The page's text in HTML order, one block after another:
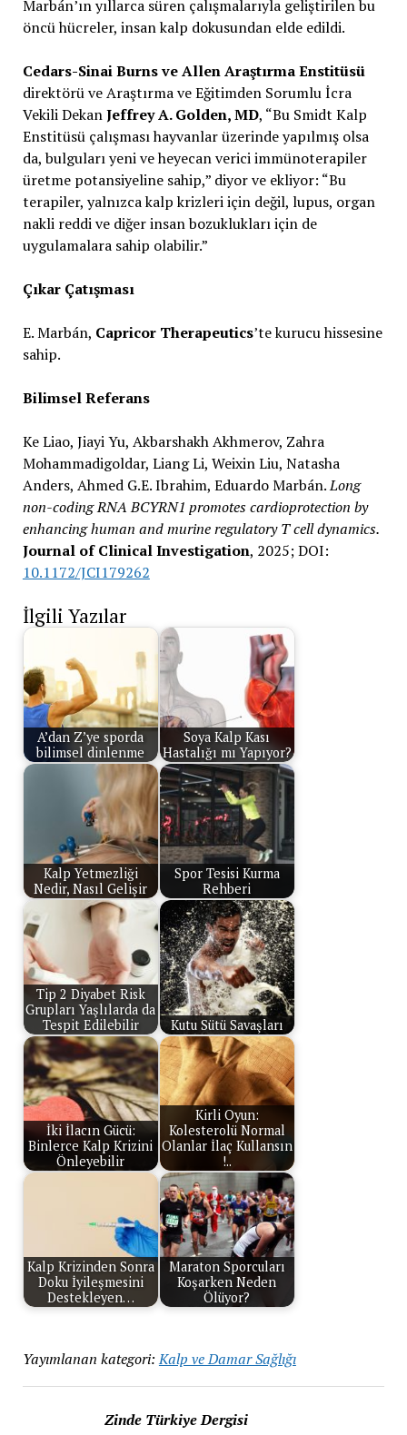
Marbán’ın yıllarca süren çalışmalarıyla geliştirilen bu
öncü hücreler, insan kalp dokusundan elde edildi.
Cedars-Sinai Burns ve Allen Araştırma Enstitüsü
direktörü ve Araştırma ve Eğitimden Sorumlu İcra
Vekili DekanJeffrey A. Golden, MD, “Bu Smidt Kalp
Enstitüsü çalışması hayvanlar üzerinde yapılmış olsa
da, bulguları yeni ve heyecan verici immünoterapiler
üretme potansiyeline sahip,” diyor ve ekliyor: “Bu
terapiler, yalnızca kalp krizleri için değil, lupus, organ
nakli reddi ve diğer insan bozuklukları için de
uygulamalara sahip olabilir.”
Çıkar Çatışması
E. Marbán, Capricor Therapeutics’te kurucu hissesine
sahip.
Bilimsel Referans
Ke Liao, Jiayi Yu, Akbarshakh Akhmerov, Zahra
Mohammadigoldar, Liang Li, Weixin Liu, Natasha
Anders, Ahmed G.E. Ibrahim, Eduardo Marbán.Long
non-coding RNA BCYRN1 promotes cardioprotection by
enhancing human and murine regulatory T cell dynamics.
Journal of Clinical Investigation, 2025; DOI:
10.1172/JCI179262
İlgili Yazılar
A’dan Z’ye sporda
bilimsel dinlenme
Soya Kalp Kası
Hastalığı mı Yapıyor?
Kalp Yetmezliği
Nedir, Nasıl Gelişir
Spor Tesisi Kurma
Rehberi
Tip 2 Diyabet Risk
Grupları Yaşlılarda da
Tespit Edilebilir
Kutu Sütü Savaşları
İki İlacın Gücü:
Binlerce Kalp Krizini
Önleyebilir
Kirli Oyun:
Kolesterolü Normal
Olanlar İlaç Kullansın
!..
Kalp Krizinden Sonra
Doku İyileşmesini
Destekleyen…
Maraton Sporcuları
Koşarken Neden
Ölüyor?
Yayımlanan kategori: Kalp ve Damar Sağlığı
Zinde Türkiye Dergisi